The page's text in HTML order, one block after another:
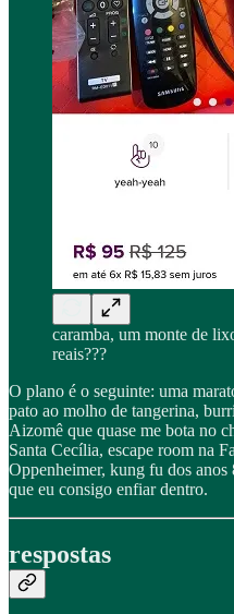
caramba, um monte de
reais???
O plano é o seguinte: uma
pato ao molho de tangerina,
Aizomê que quase me bota no
Santa Cecília, escape room na
Oppenheimer, kung fu dos
que eu consigo enfiar dentro.
respostas